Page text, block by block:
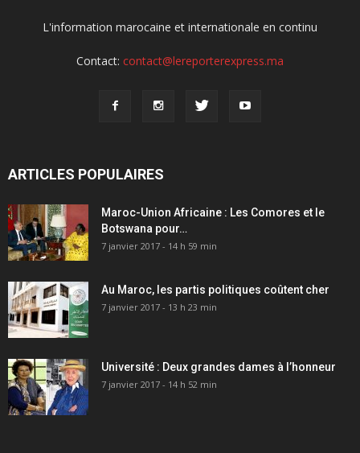
L'information marocaine et internationale en continu
Contact: contact@lereporterexpress.ma
ARTICLES POPULAIRES
Maroc-Union Africaine : Les Comores et le
Botswana pour…
7 janvier 2017 - 14 h 59 min
Au Maroc, les partis politiques coûtent cher
7 janvier 2017 - 13 h 23 min
Université : Deux grandes dames à l’honneur
7 janvier 2017 - 14 h 52 min